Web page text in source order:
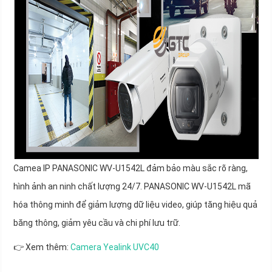
Camea IP PANASONIC WV-U1542L đảm bảo màu sắc rõ ràng,
hình ảnh an ninh chất lượng 24/7. PANASONIC WV-U1542L mã
hóa thông minh để giảm lượng dữ liệu video, giúp tăng hiệu quả
băng thông, giảm yêu cầu và chi phí lưu trữ.
👉 Xem thêm: Camera Yealink UVC40